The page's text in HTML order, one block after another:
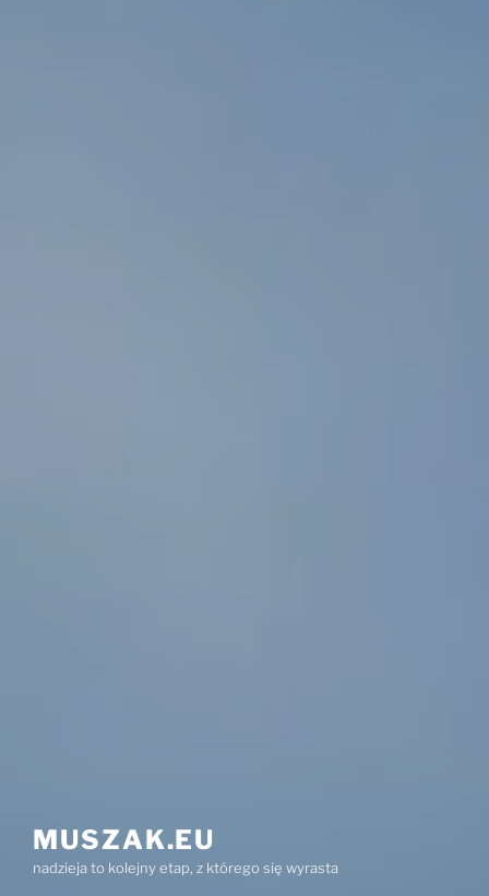
MUSZAK.EU
nadzieja to kolejny etap, z którego się wyrasta